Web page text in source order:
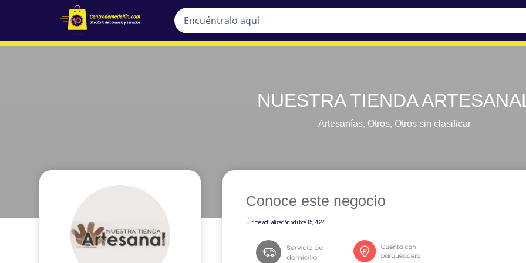
NUESTRA TIENDA
Artesanías, Otros, Otros sin clasificar
Conoce este negocio
Última actualizaciónoctubre 15, 2022